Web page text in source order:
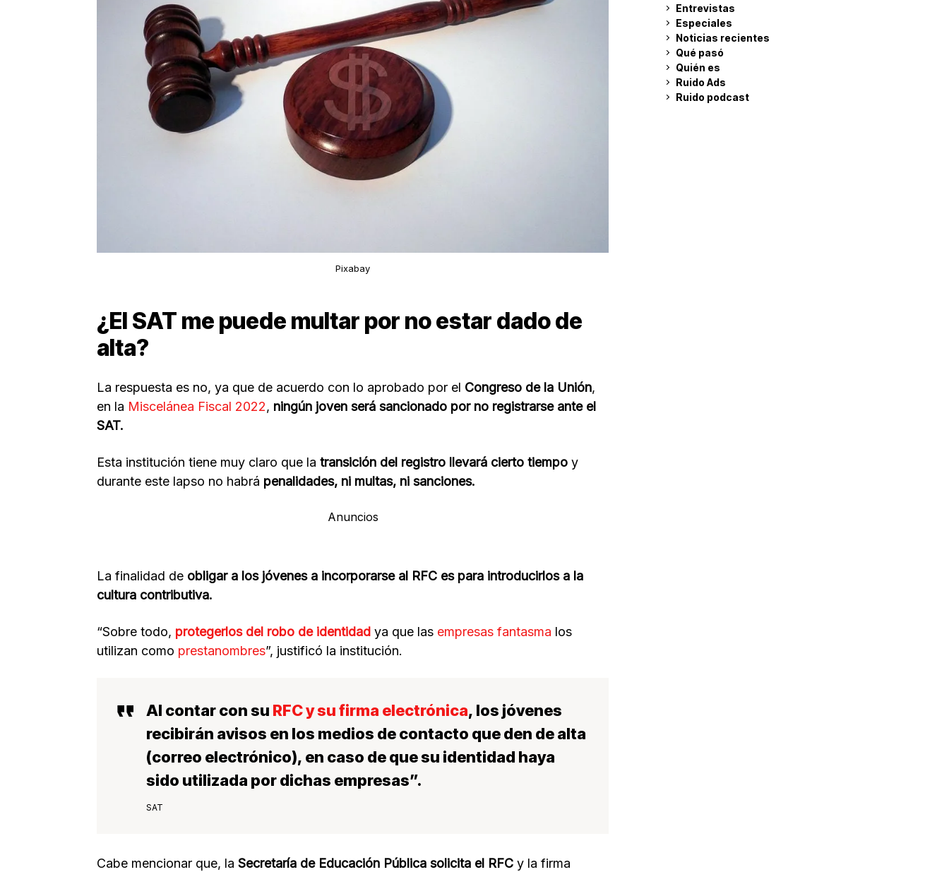
Pixabay
¿El SAT me puede multar por no estar dado de
alta?
La respuesta es no, ya que de acuerdo con lo aprobado por el Congreso de la Unión,
en la Miscelánea Fiscal 2022, ningún joven será sancionado por no registrarse ante el
SAT.
Esta institución tiene muy claro que la transición del registro llevará cierto tiempo y
durante este lapso no habrá penalidades, ni multas, ni sanciones.
Anuncios
La finalidad de obligar a los jóvenes a incorporarse al RFC es para introducirlos a la
cultura contributiva.
“Sobre todo, protegerlos del robo de identidad ya que las empresas fantasma los
utilizan como prestanombres”, justificó la institución.
Al contar con su RFC y su firma electrónica, los jóvenes
recibirán avisos en los medios de contacto que den de alta
(correo electrónico), en caso de que su identidad haya
sido utilizada por dichas empresas”.
SAT
Cabe mencionar que, la Secretaría de Educación Pública solicita el RFC y la firma
Entrevistas
Especiales
Noticias recientes
Qué pasó
Quién es
Ruido Ads
Ruido podcast